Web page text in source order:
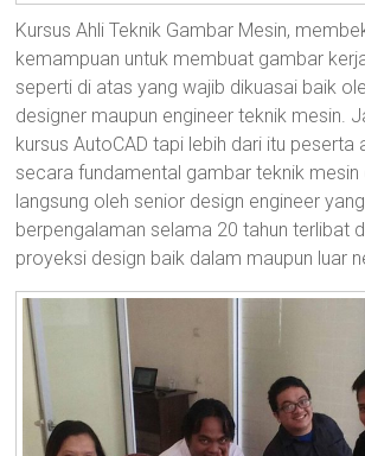
Kursus Ahli Teknik Gambar Mesin,
kemampuan untuk membuat gambar
seperti di atas yang wajib dikuasai baik
designer maupun engineer teknik mesin.
kursus AutoCAD tapi lebih dari itu peserta
secara fundamental gambar teknik mesin
langsung oleh senior design engineer
berpengalaman selama 20 tahun terlibat
proyeksi design baik dalam maupun luar